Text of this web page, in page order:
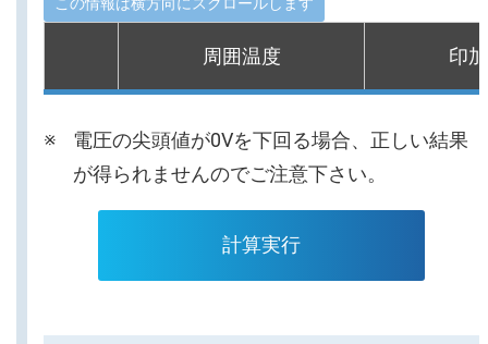
周囲温度 印
電圧の尖頭値が0Vを下回る場合、正しい結果
が得られませんのでご注意下さい。
計算実行